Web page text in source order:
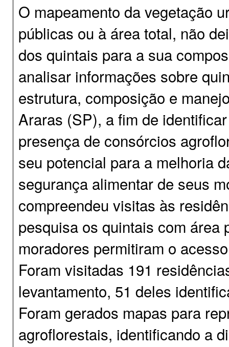
O mapeamento da vegetação
públicas ou à área total, não
dos quintais para a sua
analisar informações sobre
estrutura, composição e
Araras (SP), a fim de
presença de consórcios
seu potencial para a melhoria
segurança alimentar de seus
compreendeu visitas às
pesquisa os quintais com área
moradores permitiram o
Foram visitadas 191
levantamento, 51 deles
Foram gerados mapas para
agroflorestais, identificando a